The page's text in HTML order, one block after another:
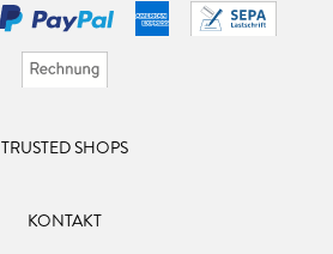
TRUSTED SHOPS
KONTAKT